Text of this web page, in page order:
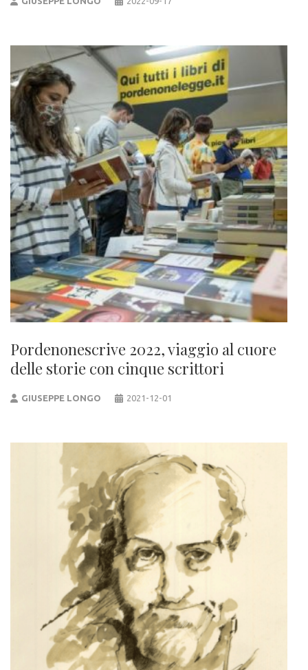
Pordenonescrive 2022, viaggio al cuore
delle storie con cinque scrittori
GIUSEPPE LONGO 2021-12-01